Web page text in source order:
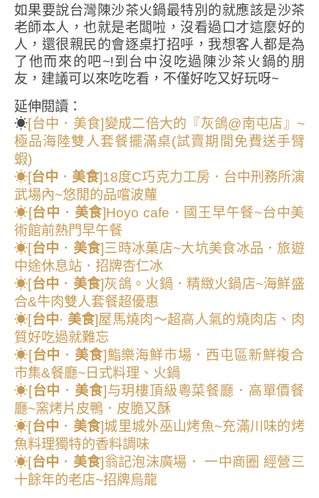
如果要說台灣陳沙茶火鍋最特別的就應該是沙茶
老師本人，也就是老闆啦，沒看過口才這麼好的
人，還很親民的會逐桌打招呼，我想客人都是為
了他而來的吧~!到台中沒吃過陳沙茶火鍋的朋
友，建議可以來吃吃看，不僅好吃又好玩呀~
延伸閱讀：
☀[台中．美食]變成二倍大的『灰鴿@南屯店』~
極品海陸雙人套餐擺滿桌(試賣期間免費送手臂
蝦)
☀[台中 ． 美食]18度C巧克力工房．台中刑務所演
武場內~悠閒的品嚐波蘿
☀[台中 ． 美食]Hoyo cafe．國王早午餐~台中美
術館前熱門早午餐
☀[台中 ． 美食]三時冰菓店~大坑美食冰品．旅遊
中途休息站．招牌杏仁冰
☀[台中 ． 美食]灰鴿。火鍋．精緻火鍋店~海鮮盛
合&牛肉雙人套餐超優惠
☀[台中· 美食]屋馬燒肉～超高人氣的燒肉店、肉
質好吃過就難忘
☀[台中 ． 美食]鮨樂海鮮市場．西屯區新鮮複合
市集&餐廳~日式料理、火鍋
☀[台中 ． 美食]与玥樓頂級粵菜餐廳．高單價餐
廳~窯烤片皮鴨．皮脆又酥
☀[台中 ． 美食]城里城外巫山烤魚~充滿川味的烤
魚料理獨特的香料調味
☀[台中 ． 美食]翁記泡沫廣場． 一中商圈 經營三
十餘年的老店~招牌烏龍